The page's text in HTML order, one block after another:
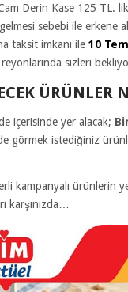
Derin Kase 125 TL.
sebebi ile erkene
taksit imkanı ile 10
sizleri
ÜRÜNLER
içerisinde yer alacak;
görmek istediğiniz
kampanyalı ürünlerin
karşınızda…